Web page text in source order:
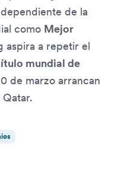
de la
como Mejor
aspira a repetir el
mundial de
de marzo arrancan